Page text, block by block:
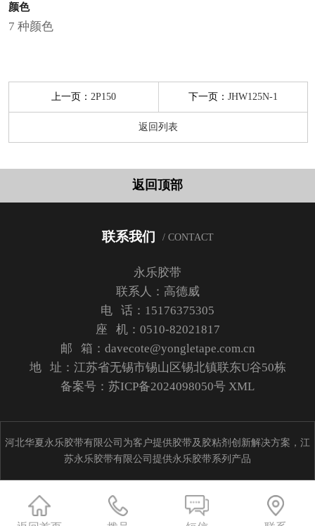
颜色
7 种颜色
上一页：2P150 下一页：JHW125N-1
返回列表
返回顶部
联系我们 / CONTACT
永乐胶带
联系人：高德威
电 话：15176375305
座 机：0510-82021817
邮 箱：davecote@yongletape.com.cn
地 址：江苏省无锡市锡山区锡北镇联东U谷50栋
备案号： 苏ICP备2024098050号 XML
河北华夏永乐胶带有限公司为客户提供胶带及胶粘剂创新解决方案，江
苏永乐胶带有限公司提供永乐胶带系列产品